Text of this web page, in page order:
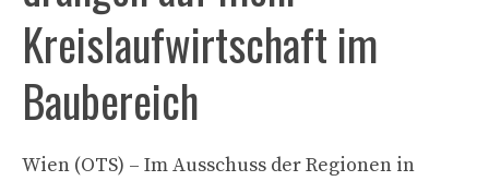
Kreislaufwirtschaft im
Baubereich
Wien (OTS) – Im Ausschuss der Regionen in